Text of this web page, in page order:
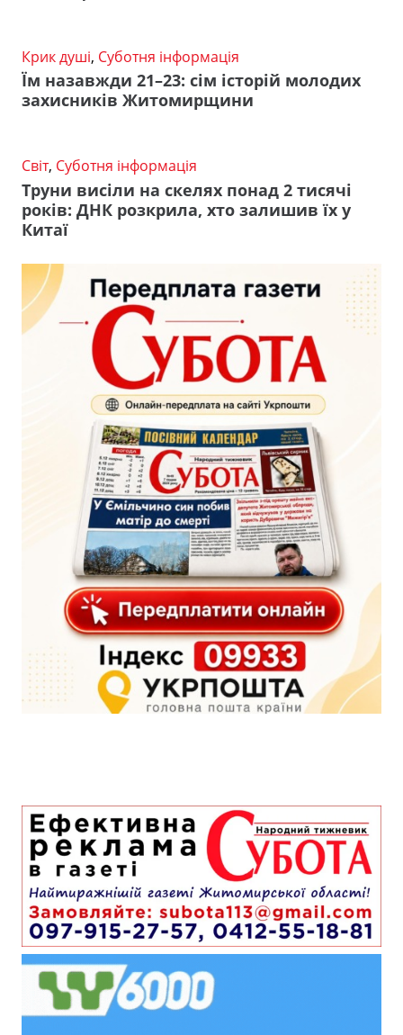
Крик душі, Суботня інформація
Їм назавжди 21–23: сім історій молодих
захисників Житомирщини
Світ, Суботня інформація
Труни висіли на скелях понад 2 тисячі
років: ДНК розкрила, хто залишив їх у
Китаї